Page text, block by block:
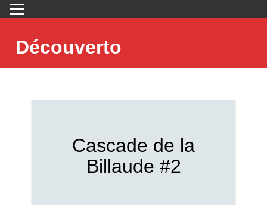
Découverto
Cascade de la
Billaude #2